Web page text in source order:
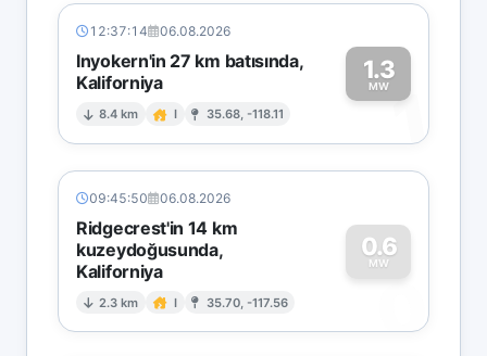
12:37:14 06.08.2026
Inyokern'in 27 km batısında,
Kaliforniya
8.4 km I 35.68, -118.11
1.3
MW1
09:45:50 06.08.2026
Ridgecrest'in 14 km
kuzeydoğusunda,
Kaliforniya
2.3 km I 35.70, -117.56
0.6
MW
0